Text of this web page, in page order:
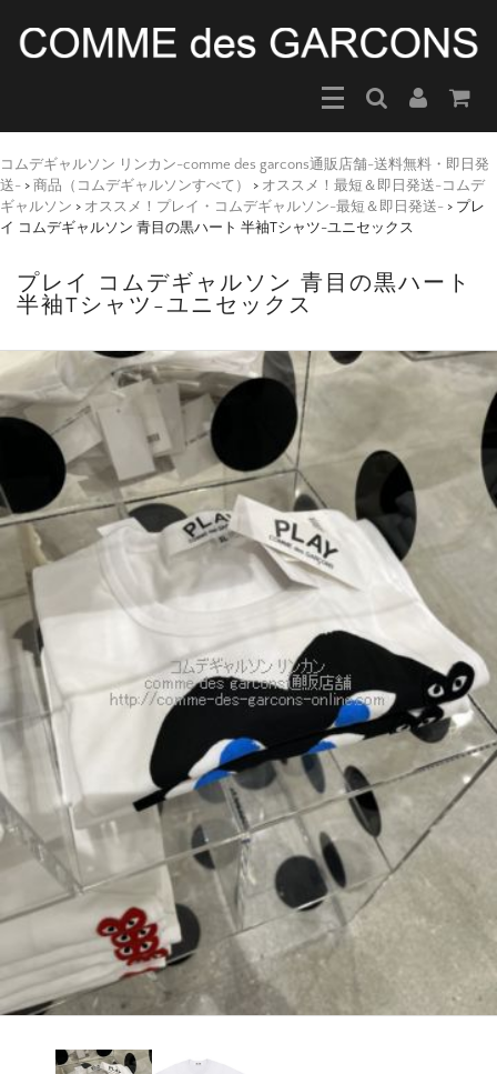
コムデギャルソン リンカン-comme des garcons通販店舗-送料無料・即日発
送- > 商品（コムデギャルソンすべて） > オススメ！最短＆即日発送-コムデ
ギャルソン > オススメ！プレイ・コムデギャルソン-最短＆即日発送- > プレ
イ コムデギャルソン 青目の黒ハート 半袖Tシャツ-ユニセックス
プレイ コムデギャルソン 青目の黒ハート
半袖Tシャツ-ユニセックス